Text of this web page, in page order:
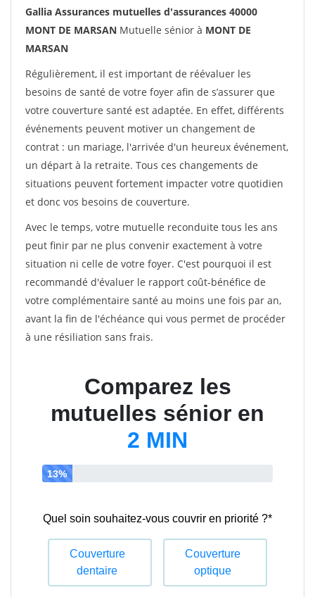
Gallia Assurances mutuelles d'assurances 40000
MONT DE MARSAN Mutuelle sénior à MONT DE
MARSAN
Régulièrement, il est important de réévaluer les
besoins de santé de votre foyer afin de s’assurer que
votre couverture santé est adaptée. En effet, différents
événements peuvent motiver un changement de
contrat : un mariage, l'arrivée d'un heureux événement,
un départ à la retraite. Tous ces changements de
situations peuvent fortement impacter votre quotidien
et donc vos besoins de couverture.
Avec le temps, votre mutuelle reconduite tous les ans
peut finir par ne plus convenir exactement à votre
situation ni celle de votre foyer. C'est pourquoi il est
recommandé d'évaluer le rapport coût-bénéfice de
votre complémentaire santé au moins une fois par an,
avant la fin de l'échéance qui vous permet de procéder
à une résiliation sans frais.